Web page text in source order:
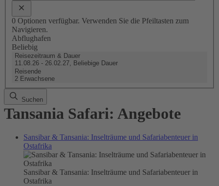
0 Optionen verfügbar. Verwenden Sie die Pfeiltasten zum
Navigieren.
Abflughafen
Beliebig
Reisezeitraum & Dauer
11.08.26 - 26.02.27, Beliebige Dauer
Reisende
2 Erwachsene
Suchen
Tansania Safari: Angebote
Sansibar & Tansania: Inselträume und Safariabenteuer in
Ostafrika
Sansibar & Tansania: Inselträume und Safariabenteuer in
Ostafrika